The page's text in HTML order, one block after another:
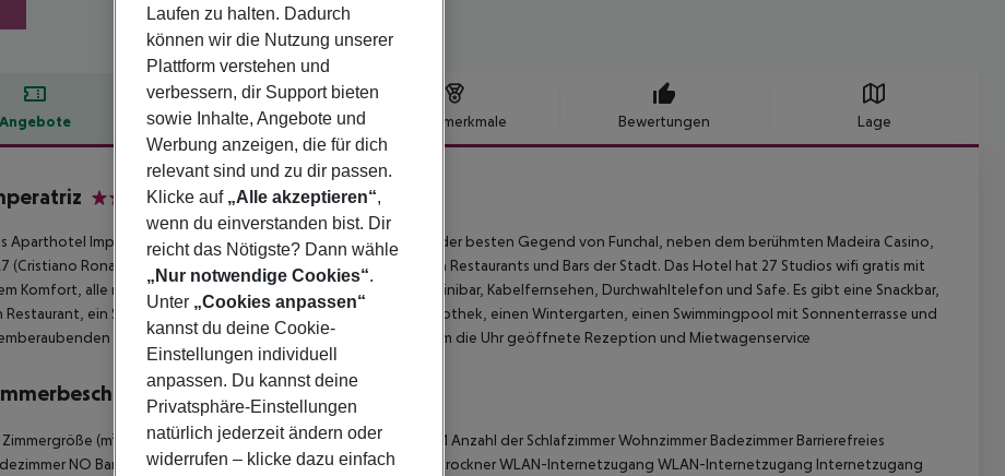
Angebote Hotelbeschreibung Hotelmerkmale Bewertungen Lage
Aparthotel Imperatriz ist ein kleines, familiär geführtes Hotel in der besten Gegend von Funchal, neben dem berühmten Madeira Casino,
(Cristiano Ronaldo) museum und in der Nähe einiger der feinsten Restaurants und Bars der Stadt. Das Hotel hat 27 Studios wifi gratis mit
Komfort, alle mit eigenem Badezimmer, Balkon, Kitchenette, Minibar, Kabelfernsehen, Durchwahltelefon und Safe. Es gibt eine Snackbar,
Restaurant, ein Spielzimmer, ein Business Center, eine kleine Bibliothek, einen Wintergarten, einen Swimmingpool mit Sonnenterrasse und
Blicken auf das Meer, eine private Garage, rund um die Uhr geöffnete Rezeption und Mietwagenservice
(m²) 29 Zimmergröße (m²)1 Anzahl der Schlafzimmer 1 Anzahl der SchlafzimmerWohnzimmer Badezimmer Barrierefreies
NO Barrierefreies BadezimmerDuscheBadewanne HaartrocknerWLAN-Internetzugang WLAN-Internetzugang Internetzugang
Laufen zu halten. Dadurch
können wir die Nutzung unserer
Plattform verstehen und
verbessern, dir Support bieten
sowie Inhalte, Angebote und
Werbung anzeigen, die für dich
relevant sind und zu dir passen.
Klicke auf „Alle akzeptieren“,
wenn du einverstanden bist. Dir
reicht das Nötigste? Dann wähle
„Nur notwendige Cookies“.
Unter „Cookies anpassen“
kannst du deine Cookie-
Einstellungen individuell
anpassen. Du kannst deine
Privatsphäre-Einstellungen
natürlich jederzeit ändern oder
widerrufen – klicke dazu einfach